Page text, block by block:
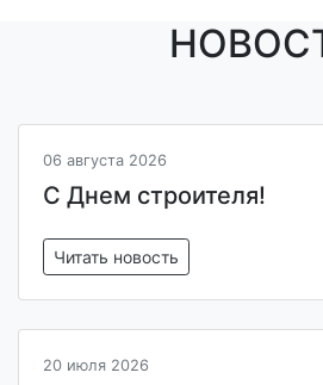
06 августа 2026
С Днем строителя!
Читать новость
20 июля 2026